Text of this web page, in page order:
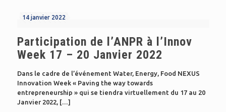
14 janvier 2022
Participation de l’ANPR à l’Innov
Week 17 – 20 Janvier 2022
Dans le cadre de l’événement Water, Energy, Food NEXUS
Innovation Week « Paving the way towards
entrepreneurship » qui se tiendra virtuellement du 17 au 20
Janvier 2022,[…]